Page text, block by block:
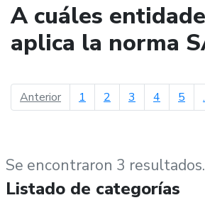
A cuáles
aplica la norma
Anteriorpágina anterior
1 2 3 4 5
Se encontraron 3 resultados.
Listado de categorías